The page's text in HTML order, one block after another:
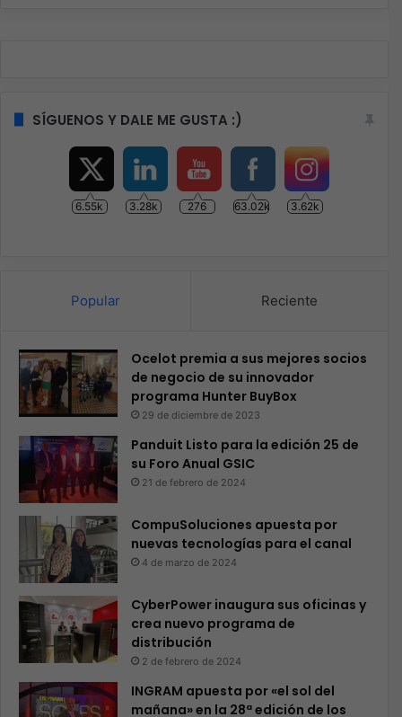
SÍGUENOS Y DALE ME GUSTA :)
6.55k 3.28k 276 63.02k 3.62k
Popular Reciente
Ocelot premia a sus mejores socios
de negocio de su innovador
programa Hunter BuyBox
29 de diciembre de 2023
Panduit Listo para la edición 25 de
su Foro Anual GSIC
21 de febrero de 2024
CompuSoluciones apuesta por
nuevas tecnologías para el canal
4 de marzo de 2024
CyberPower inaugura sus oficinas y
crea nuevo programa de
distribución
2 de febrero de 2024
INGRAM apuesta por «el sol del
mañana» en la 28ª edición de los